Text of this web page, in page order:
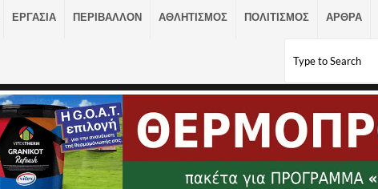
ΕΡΓΑΣΙΑ ΠΕΡΙΒΑΛΛΟΝ ΑΘΛΗΤΙΣΜΟΣ ΠΟΛΙΤΙΣΜΟΣ ΑΡΘΡΑ